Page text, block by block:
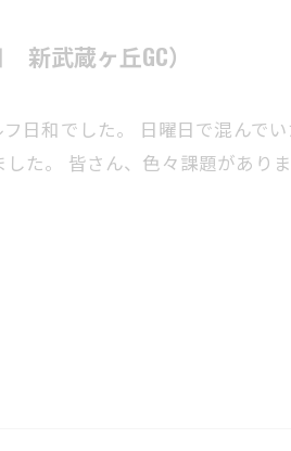
武蔵ヶ丘GC）
日和でした。 日曜日で混んで
た。 皆さん、色々課題があり